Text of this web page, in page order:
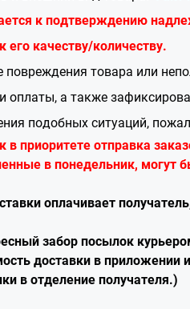
к подтверждению
его качеству/количеству.
повреждения товара или
оплаты, а также
подобных ситуаций,
в приоритете отправка
в понедельник, могут
оплачивает
забор посылок
доставки в приложении
в отделение получателя.)